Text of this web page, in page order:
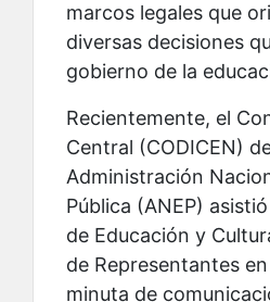
marcos legales que
diversas decisiones
gobierno de la
Recientemente, el
Central (CODICEN)
Administración
Pública (ANEP)
de Educación y
de Representantes
minuta de